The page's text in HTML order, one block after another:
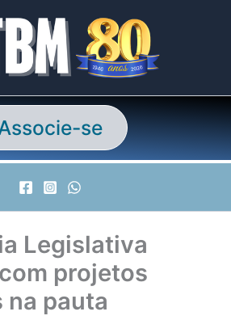
se
Legislativa
projetos
na pauta